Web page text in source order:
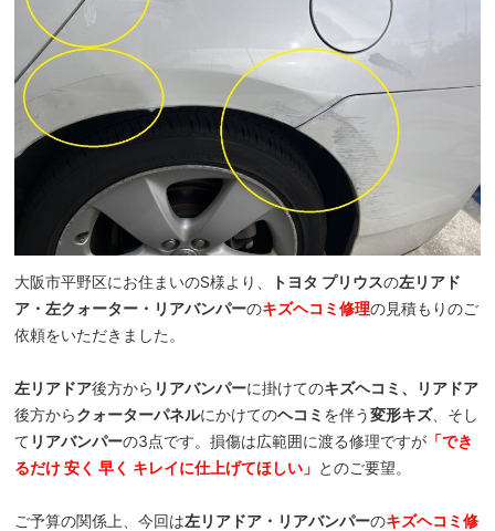
大阪市平野区にお住まいのS様より、 トヨタ プリウスの左リアド
ア・左クォーター・リアバンパーのキズヘコミ修理の見積もりのご
依頼をいただきました。
左リアドア後方から リアバンパーに掛けてのキズヘコミ、リアドア
後方からクォーターパネルにかけてのヘコミ を伴う変形キズ、そし
て リアバンパーの3点です。損傷は広範囲に渡る修理ですが 「でき
るだけ 安く 早く キレイに仕上げてほしい」 とのご要望。
ご予算の関係上、今回は左リアドア・リアバンパーのキズヘコミ修